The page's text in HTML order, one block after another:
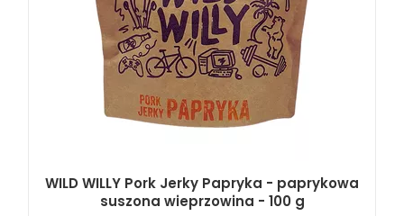
WILD WILLY Pork Jerky Papryka - paprykowa
suszona wieprzowina - 100 g